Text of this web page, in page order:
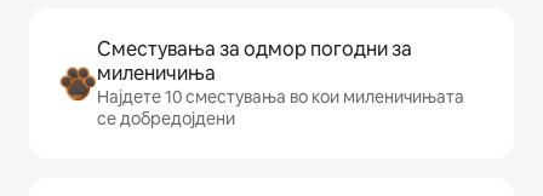
Сместувања за одмор погодни за
миленичиња
Најдете 10 сместувања во кои миленичињата
се добредојдени